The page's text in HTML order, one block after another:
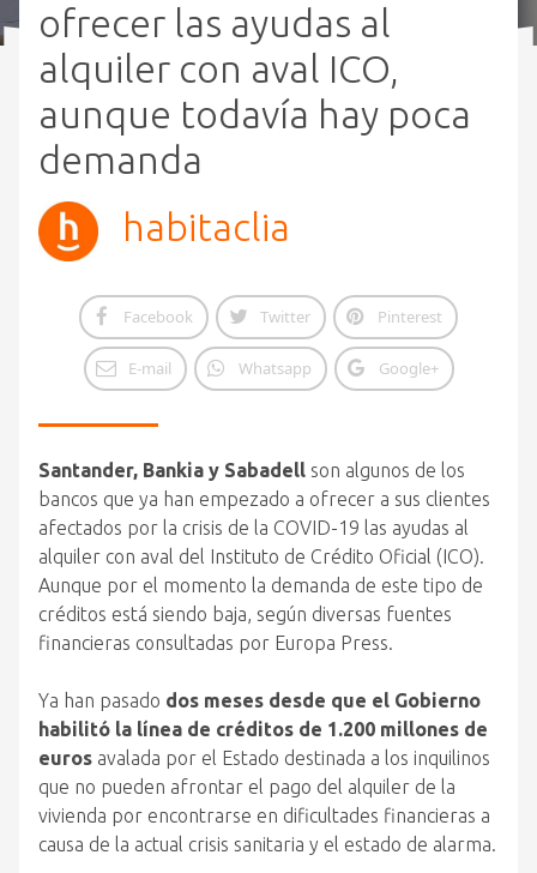
ofrecer las ayudas al
alquiler con aval ICO,
aunque todavía hay poca
demanda
habitaclia
Facebook Twitter Pinterest
E-mail Whatsapp Google+
Santander, Bankia y Sabadell son algunos de los
bancos que ya han empezado a ofrecer a sus clientes
afectados por la crisis de la COVID-19 las ayudas al
alquiler con aval del Instituto de Crédito Oficial (ICO).
Aunque por el momento la demanda de este tipo de
créditos está siendo baja, según diversas fuentes
financieras consultadas por Europa Press.
Ya han pasado dos meses desde que el Gobierno
habilitó la línea de créditos de 1.200 millones de
euros avalada por el Estado destinada a los inquilinos
que no pueden afrontar el pago del alquiler de la
vivienda por encontrarse en dificultades financieras a
causa de la actual crisis sanitaria y el estado de alarma.